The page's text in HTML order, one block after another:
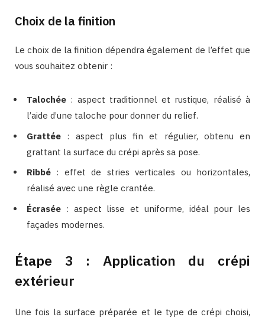
Choix de la finition
Le choix de la finition dépendra également de l’effet que
vous souhaitez obtenir :
Talochée : aspect traditionnel et rustique, réalisé à
l’aide d’une taloche pour donner du relief.
Grattée : aspect plus fin et régulier, obtenu en
grattant la surface du crépi après sa pose.
Ribbé : effet de stries verticales ou horizontales,
réalisé avec une règle crantée.
Écrasée : aspect lisse et uniforme, idéal pour les
façades modernes.
Étape 3 : Application du crépi
extérieur
Une fois la surface préparée et le type de crépi choisi,